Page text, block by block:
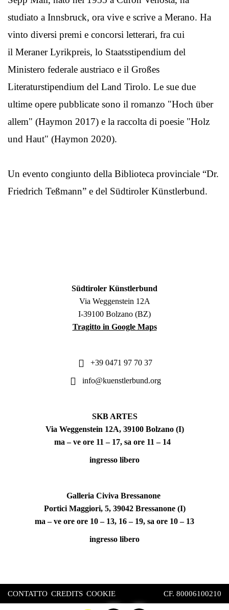
studiato a Innsbruck, ora vive e scrive a Merano. Ha
vinto diversi premi e concorsi letterari, fra cui
il Meraner Lyrikpreis, lo Staatsstipendium del
Ministero federale austriaco e il Großes
Literaturstipendium del Land Tirolo. Le sue due
ultime opere pubblicate sono il romanzo "Hoch über
allem" (Haymon 2017) e la raccolta di poesie "Holz
und Haut" (Haymon 2020).
Un evento congiunto della Biblioteca provinciale “Dr.
Friedrich Teßmann” e del Südtiroler Künstlerbund.
Südtiroler Künstlerbund
Via Weggenstein 12A
I-39100 Bolzano (BZ)
Tragitto in Google Maps
+39 0471 97 70 37
info@kuenstlerbund.org
SKB ARTES
Via Weggenstein 12A, 39100 Bolzano (I)
ma – ve ore 11 – 17, sa ore 11 – 14
ingresso libero
Galleria Civiva Bressanone
Portici Maggiori, 5, 39042 Bressanone (I)
ma – ve ore ore 10 – 13, 16 – 19, sa ore 10 – 13
ingresso libero
CONTATTO CREDITS COOKIE CF. 80006100210